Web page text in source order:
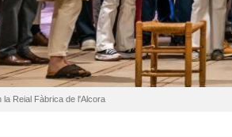
la Reial Fàbrica de l'Alcora